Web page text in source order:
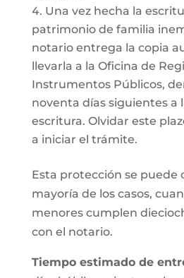
Una vez hecha la
patrimonio de familia
notario entrega la copia
llevarla a la Oficina de
Instrumentos Públicos,
noventa días siguientes a
escritura. Olvidar este
a iniciar el trámite.
Esta protección se puede
mayoría de los casos,
menores cumplen
con el notario.
Tiempo estimado de